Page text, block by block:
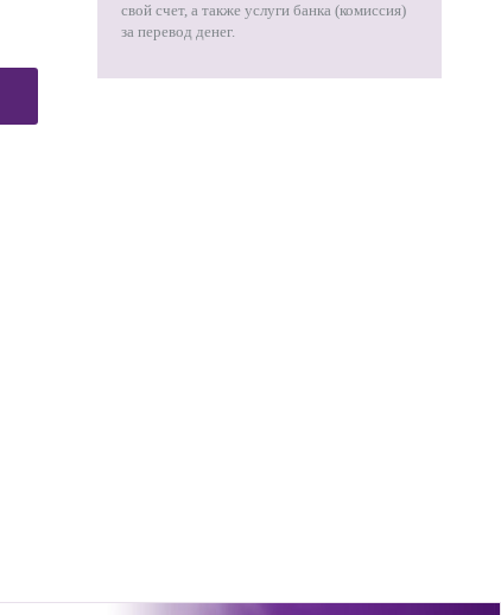
свой счет, а также услуги банка (комиссия)
за перевод денег.